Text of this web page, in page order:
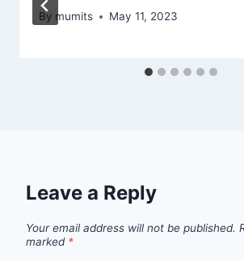
By mumits May 11, 2023
Leave a Reply
Your email address will not be published.
marked *